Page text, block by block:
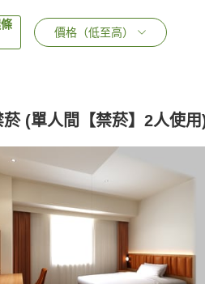
價格（低至高）
(單人間【禁菸】2人使用